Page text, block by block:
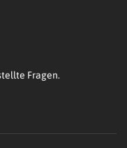
Fragen.